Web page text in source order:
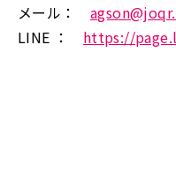
メール：
LINE ： https://